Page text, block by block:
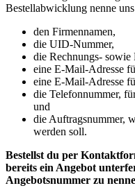
Bestellabwicklung nenne
den Firmennamen,
die UID-Nummer,
die Rechnungs- sowie
eine E-Mail-Adresse
eine E-Mail-Adresse
die Telefonnummer,
und
die Auftragsnummer,
werden soll.
Bestellst du per
bereits ein Angebot
Angebotsnummer zu